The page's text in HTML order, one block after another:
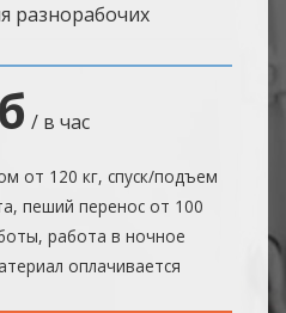
разнорабочих
/ в час
от 120 кг, спуск/подъем
пеший перенос от 100
работа в ночное
оплачивается